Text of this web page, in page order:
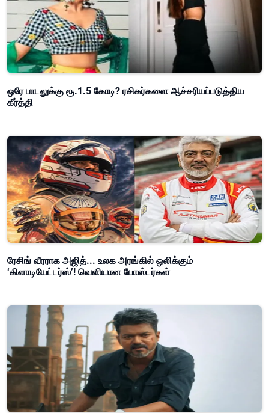
ஒரே பாடலுக்கு ரூ.1.5 கோடி? ரசிகர்களை ஆச்சரியப்படுத்திய
கீர்த்தி
ரேசிங் வீரராக அஜித்... உலக அரங்கில் ஒலிக்கும்
‘கிளாடியேட்டர்ஸ்’! வெளியான போஸ்டர்கள்